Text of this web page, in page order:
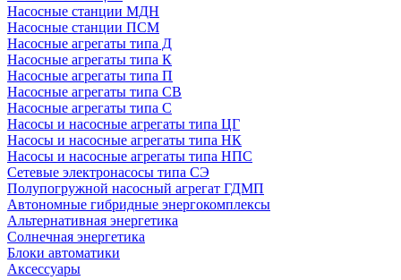
Насосные станции МДН
Насосные станции ПСМ
Насосные агрегаты типа Д
Насосные агрегаты типа К
Насосные агрегаты типа П
Насосные агрегаты типа СВ
Насосные агрегаты типа С
Насосы и насосные агрегаты типа ЦГ
Насосы и насосные агрегаты типа НК
Насосы и насосные агрегаты типа НПС
Сетевые электронасосы типа СЭ
Полупогружной насосный агрегат ГДМП
Автономные гибридные энергокомплексы
Альтернативная энергетика
Солнечная энергетика
Блоки автоматики
Аксессуары